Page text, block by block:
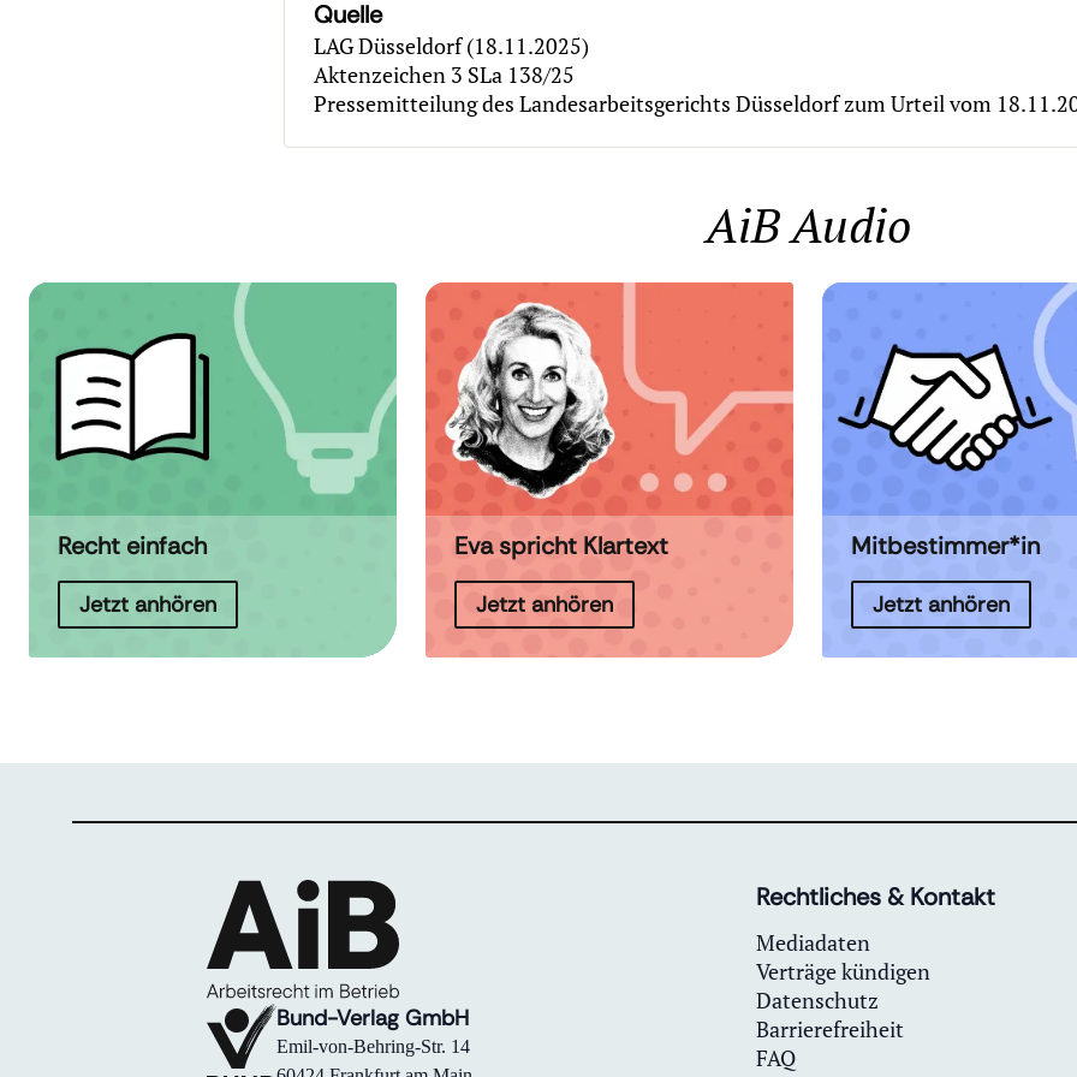
Quelle
LAG Düsseldorf (18.11.2025)
Aktenzeichen 3 SLa 138/25
Pressemitteilung des Landesarbeitsgerichts Düsseldorf zum Urteil vom
AiB Audio
Recht einfach
Jetzt anhören
Eva spricht Klartext
Jetzt anhören
Mitbestimmer*in
Jetzt anhören
Bund-Verlag GmbH
Emil-von-Behring-Str. 14
Rechtliches & Kontakt
Mediadaten
Verträge kündigen
Datenschutz
Barrierefreiheit
FAQ